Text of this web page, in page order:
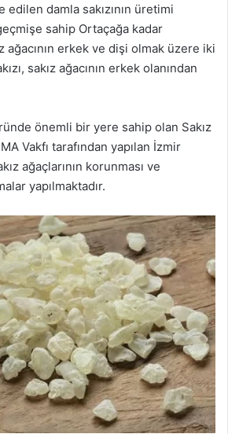
edilen damla sakızının üretimi
sahip Ortaçağa kadar
ağacının erkek ve dişi olmak üzere iki
sakız ağacının erkek olanından
önemli bir yere sahip olan Sakız
Vakfı tarafından yapılan İzmir
ağaçlarının korunması ve
yapılmaktadır.